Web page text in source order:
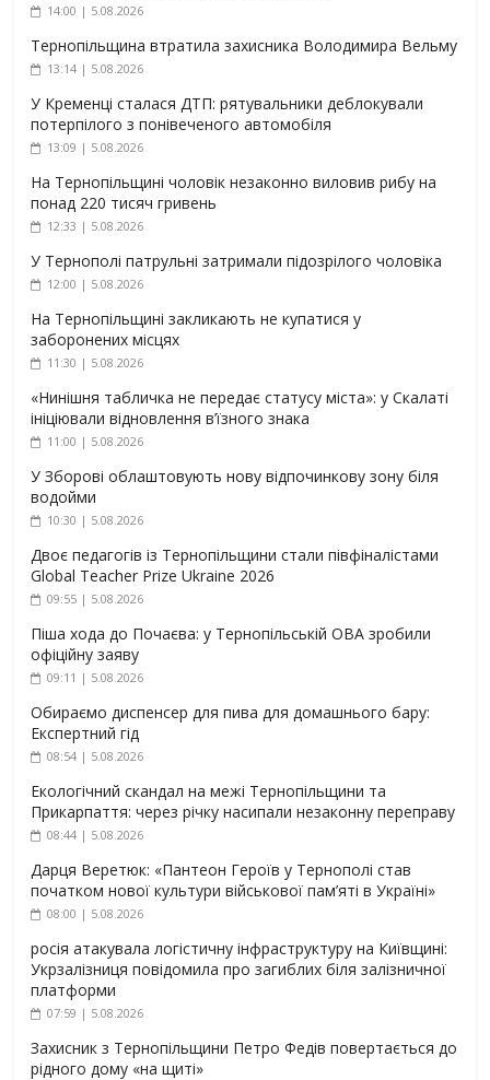
14:00 | 5.08.2026
Тернопільщина втратила захисника Володимира Вельму
13:14 | 5.08.2026
У Кременці сталася ДТП: рятувальники деблокували
потерпілого з понівеченого автомобіля
13:09 | 5.08.2026
На Тернопільщині чоловік незаконно виловив рибу на
понад 220 тисяч гривень
12:33 | 5.08.2026
У Тернополі патрульні затримали підозрілого чоловіка
12:00 | 5.08.2026
На Тернопільщині закликають не купатися у
заборонених місцях
11:30 | 5.08.2026
«Нинішня табличка не передає статусу міста»: у Скалаті
ініціювали відновлення в’їзного знака
11:00 | 5.08.2026
У Зборові облаштовують нову відпочинкову зону біля
водойми
10:30 | 5.08.2026
Двоє педагогів із Тернопільщини стали півфіналістами
Global Teacher Prize Ukraine 2026
09:55 | 5.08.2026
Піша хода до Почаєва: у Тернопільській ОВА зробили
офіційну заяву
09:11 | 5.08.2026
Обираємо диспенсер для пива для домашнього бару:
Експертний гід
08:54 | 5.08.2026
Екологічний скандал на межі Тернопільщини та
Прикарпаття: через річку насипали незаконну переправу
08:44 | 5.08.2026
Дарця Веретюк: «Пантеон Героїв у Тернополі став
початком нової культури військової пам’яті в Україні»
08:00 | 5.08.2026
росія атакувала логістичну інфраструктуру на Київщині:
Укрзалізниця повідомила про загиблих біля залізничної
платформи
07:59 | 5.08.2026
Захисник з Тернопільщини Петро Федів повертається до
рідного дому «на щиті»